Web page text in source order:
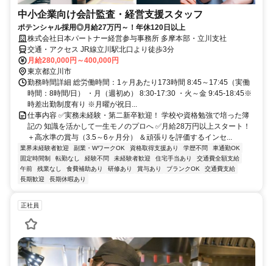
中小企業向け会計監査・経営支援スタッフ
ポテンシャル採用◎月給27万円～！年休120日以上
株式会社日本パートナー経営参与事務所 多摩本部・立川支社
交通・アクセス JR線立川駅北口より徒歩3分
月給280,000円～400,000円
東京都立川市
勤務時間詳細 総労働時間：1ヶ月あたり173時間 8:45～17:45（実働
時間：8時間/日） ・月（週初め） 8:30-17:30 ・火～金 9:45-18:45※
時差出勤制度有り ※月曜が祝日...
仕事内容 ✅実務未経験・第二新卒歓迎！ 学校や資格勉強で培った簿
記の 知識を活かして一生モノのプロへ ✅月給28万円以上スタート！
＋高水準の賞与（3.5～6ヶ月分） ＆頑張りを評価するインセ...
業界未経験者歓迎 副業・WワークOK 資格取得支援あり 学歴不問
車通勤OK
固定時間制
転勤なし 経験不問 未経験者歓迎 住宅手当あり
交通費全額支給
午前
残業なし 食費補助あり 研修あり 賞与あり ブランクOK
交通費支給
長期歓迎
長期休暇あり
正社員